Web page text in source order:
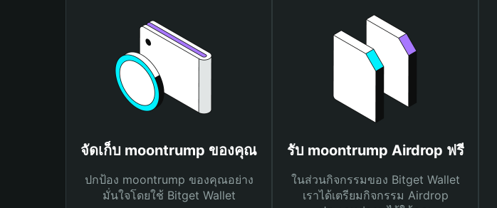
จัดเก็บ moontrump ของคุณ
ปกป้อง moontrump ของคุณอย่าง
มั่นใจโดยใช้ Bitget Wallet
รับ moontrump Airdrop ฟรี
ในส่วนกิจกรรมของ Bitget Wallet
เราได้เตรียมกิจกรรม Airdrop